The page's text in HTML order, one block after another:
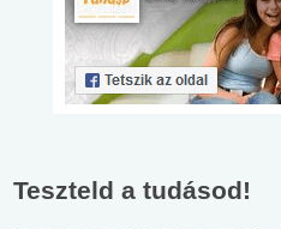
Teszteld a tudásod!